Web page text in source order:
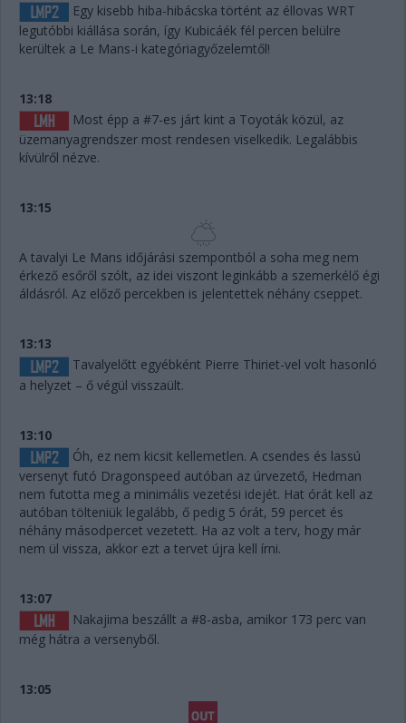
Egy kisebb hiba-hibácska történt az éllovas WRT
legutóbbi kiállása során, így Kubicáék fél percen belülre
kerültek a Le Mans-i kategóriagyőzelemtől!
13:18
Most épp a #7-es járt kint a Toyoták közül, az
üzemanyagrendszer most rendesen viselkedik. Legalábbis
kívülről nézve.
13:15
A tavalyi Le Mans időjárási szempontból a soha meg nem
érkező esőről szólt, az idei viszont leginkább a szemerkélő égi
áldásról. Az előző percekben is jelentettek néhány cseppet.
13:13
Tavalyelőtt egyébként Pierre Thiriet-vel volt hasonló
a helyzet – ő végül visszaült.
13:10
Óh, ez nem kicsit kellemetlen. A csendes és lassú
versenyt futó Dragonspeed autóban az úrvezető, Hedman
nem futotta meg a minimális vezetési idejét. Hat órát kell az
autóban tölteniük legalább, ő pedig 5 órát, 59 percet és
néhány másodpercet vezetett. Ha az volt a terv, hogy már
nem ül vissza, akkor ezt a tervet újra kell írni.
13:07
Nakajima beszállt a #8-asba, amikor 173 perc van
még hátra a versenyből.
13:05